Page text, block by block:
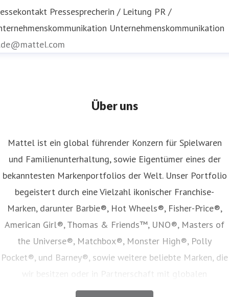
Pressesprecherin / Leitung PR /
Unternehmenskommunikation
Über uns
Mattel ist ein global führender Konzern für Spielwaren
und Familienunterhaltung, sowie Eigentümer eines der
bekanntesten Markenportfolios der Welt. Unser Portfolio
begeistert durch eine Vielzahl ikonischer Franchise-
Marken, darunter Barbie®, Hot Wheels®, Fisher-Price®,
American Girl®, Thomas & Friends™, UNO®, Masters of
the Universe®, Matchbox®, Monster High®, Polly
Pocket®, und Barney®, sowie weitere beliebte Marken, die
wir besitzen oder in Partnerschaft mit globalen
Unterhaltungsunternehmen lizenzieren. Unser Angebot